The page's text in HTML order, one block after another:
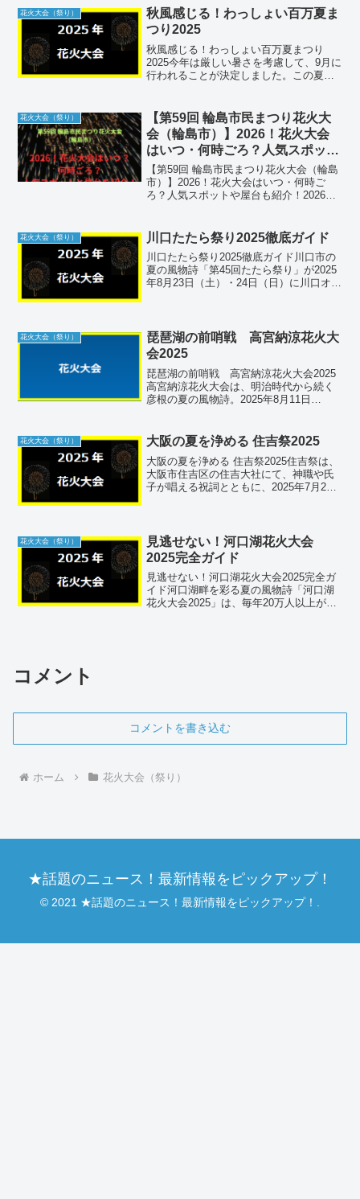
花火大会（祭り）
秋風感じる！わっしょい百万夏ま
つり2025
秋風感じる！わっしょい百万夏まつり
2025今年は厳しい暑さを考慮して、9月に
行われることが決定しました。この夏祭
入れます。開催場所の詳細第38回わっし
ょい百万夏ま...
花火大会（祭り）
【第59回 輪島市民まつり花火大
会（輪島市）】2026！花火大会
はいつ・何時ごろ？人気スポット
や屋台も紹介！
【第59回 輪島市民まつり花火大会（輪島
市）】2026！花火大会はいつ・何時ご
ろ？人気スポットや屋台も紹介！2026
川県輪島市で開催されます。この大会
は、わずか20分...
花火大会（祭り） 川口たたら祭り2025徹底ガイド
川口たたら祭り2025徹底ガイド川口市の
夏の風物詩「第45回たたら祭り」が2025
年8月23日（土）・24日（日）に川口オー
っておきた...
花火大会（祭り）
琵琶湖の前哨戦 高宮納涼花火大
会2025
琵琶湖の前哨戦 高宮納涼花火大会2025
高宮納涼花火大会は、明治時代から続く
彦根の夏の風物詩。2025年8月11日
ーマインや仕掛花火が夜空と水面を鮮や
かに染め...
花火大会（祭り） 大阪の夏を浄める 住吉祭2025
大阪の夏を浄める 住吉祭2025住吉祭は、
大阪市住吉区の住吉大社にて、神職や氏
子が唱える祝詞とともに、2025年7月21
の終わりを華...
花火大会（祭り）
見逃せない！河口湖花火大会
2025完全ガイド
見逃せない！河口湖花火大会2025完全ガ
イド河口湖畔を彩る夏の風物詩「河口湖
花火大会2025」は、毎年20万人以上が訪
コメント
コメントを書き込む
ホーム 花火大会（祭り）
★話題のニュース！最新情報をピックアップ！
© 2021 ★話題のニュース！最新情報をピックアップ！.